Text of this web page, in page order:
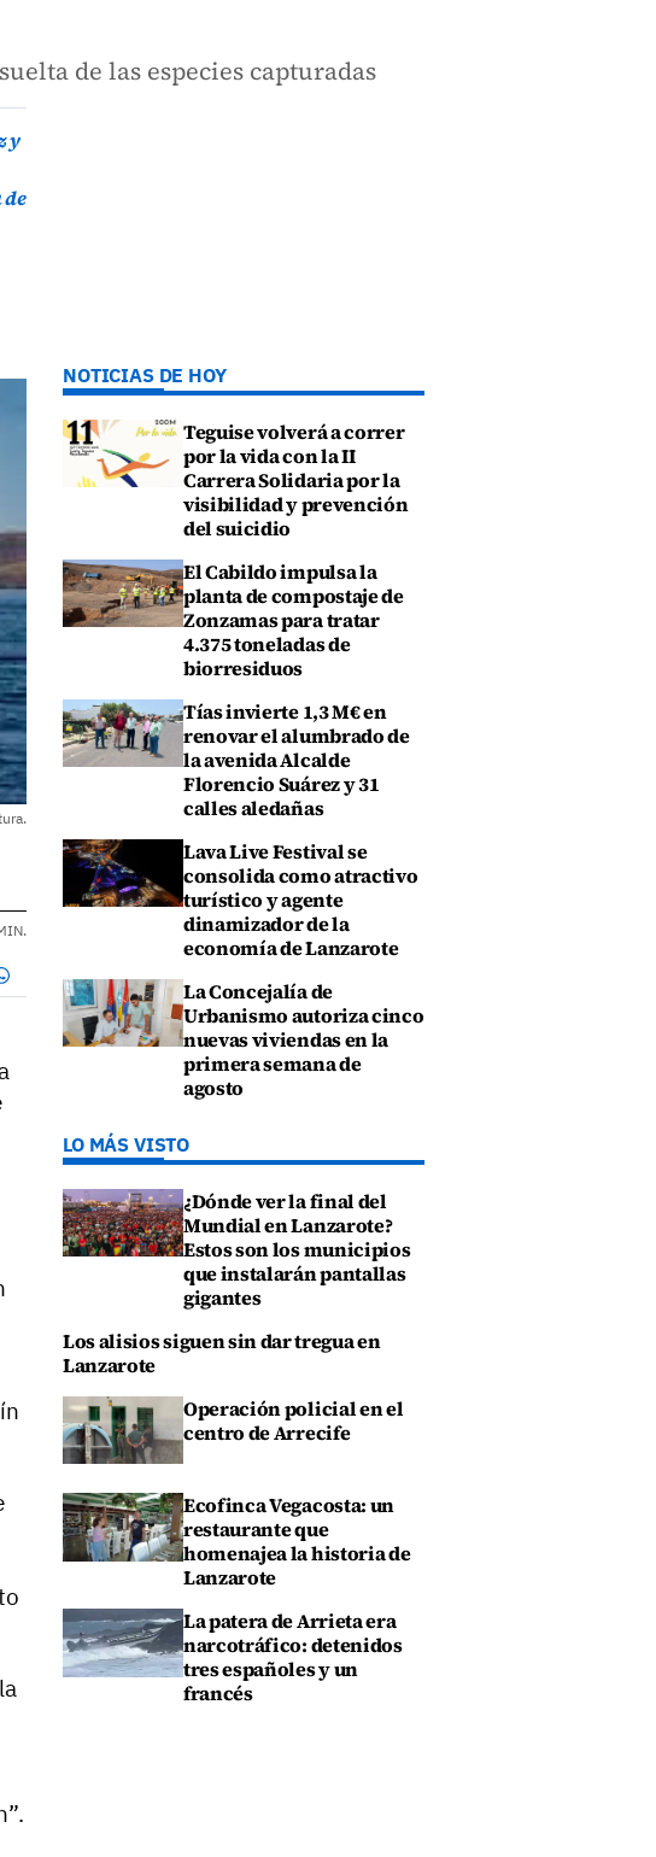
de las especies capturadas
y
NOTICIAS DE HOY
Teguise volverá a correr
por la vida con la II
Carrera Solidaria por la
visibilidad y prevención
del suicidio
El Cabildo impulsa la
planta de compostaje de
Zonzamas para tratar
4.375 toneladas de
biorresiduos
Tías invierte 1,3 M€ en
renovar el alumbrado de
la avenida Alcalde
Florencio Suárez y 31
calles aledañas
Lava Live Festival se
consolida como atractivo
turístico y agente
dinamizador de la
economía de Lanzarote
La Concejalía de
Urbanismo autoriza cinco
nuevas viviendas en la
primera semana de
agosto
LO MÁS VISTO
¿Dónde ver la final del
Mundial en Lanzarote?
Estos son los municipios
que instalarán pantallas
gigantes
Los alisios siguen sin dar tregua en
Lanzarote
Operación policial en el
centro de Arrecife
Ecofinca Vegacosta: un
restaurante que
homenajea la historia de
Lanzarote
La patera de Arrieta era
narcotráfico: detenidos
tres españoles y un
francés